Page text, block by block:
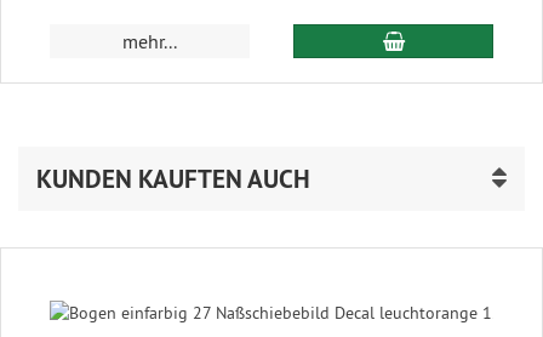
mehr... In den
KUNDEN KAUFTEN AUCH